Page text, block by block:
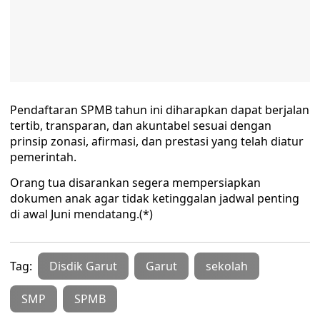
Pendaftaran SPMB tahun ini diharapkan dapat berjalan
tertib, transparan, dan akuntabel sesuai dengan
prinsip zonasi, afirmasi, dan prestasi yang telah diatur
pemerintah.
Orang tua disarankan segera mempersiapkan
dokumen anak agar tidak ketinggalan jadwal penting
di awal Juni mendatang.(*)
Tag: Disdik Garut Garut sekolah
SMP SPMB